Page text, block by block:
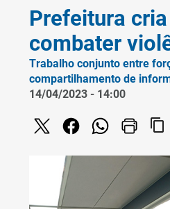
Prefeitura
combater
Trabalho conjunto entre
compartilhamento de
14/04/2023 - 14:00
content_copy